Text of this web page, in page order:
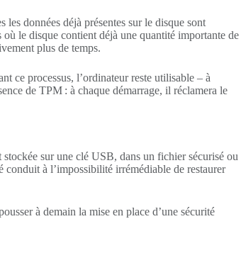
données déjà présentes sur le disque sont
le disque contient déjà une quantité importante de
plus de temps.
ce processus, l’ordinateur reste utilisable – à
de TPM : à chaque démarrage, il réclamera le
sur une clé USB, dans un fichier sécurisé ou
à l’impossibilité irrémédiable de restaurer
à demain la mise en place d’une sécurité